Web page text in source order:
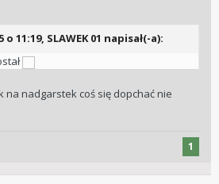
o 11:19, SLAWEK 01 napisał(-a):
na nadgarstek coś się dopchać nie
1